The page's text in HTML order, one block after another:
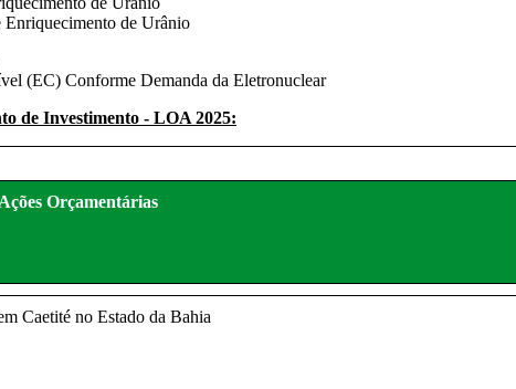
de Urânio
(EC) Conforme Demanda da Eletronuclear
de Investimento - LOA 2025:
Ações Orçamentárias
Caetité no Estado da Bahia